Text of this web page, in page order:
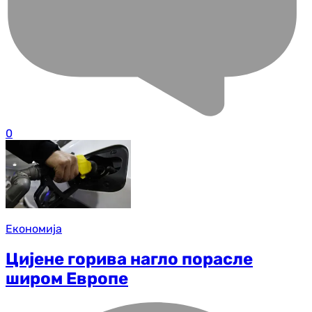
0
Економија
Цијене горива нагло порасле
широм Европе